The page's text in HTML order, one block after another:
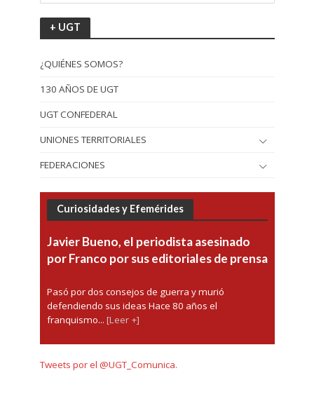
+ UGT
¿QUIÉNES SOMOS?
130 AÑOS DE UGT
UGT CONFEDERAL
UNIONES TERRITORIALES
FEDERACIONES
Curiosidades y Efemérides
Javier Bueno, el periodista asesinado
por Franco por sus editoriales de prensa
Pasó por dos consejos de guerra y murió
defendiendo sus ideas Hace 80 años el
franquismo... [Leer +]
Tweets por el @UGT_Comunica.